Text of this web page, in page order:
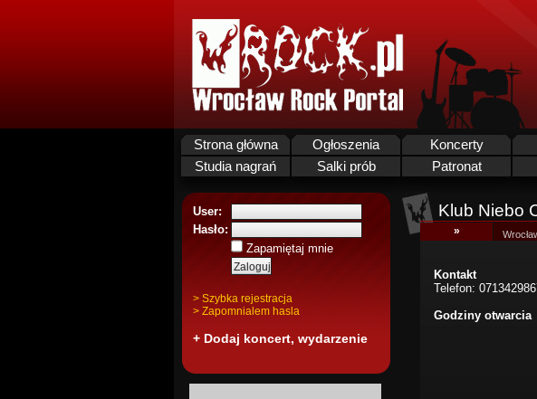
Strona główna Ogłoszenia Koncerty
Studia nagrań
Salki prób Patronat
User:
Hasło:
Zapamiętaj mnie
> Szybka rejestracja
> Zapomnialem hasla
+ Dodaj koncert, wydarzenie
Klub Niebo
»
Kontakt
Telefon:
Godziny otwarcia